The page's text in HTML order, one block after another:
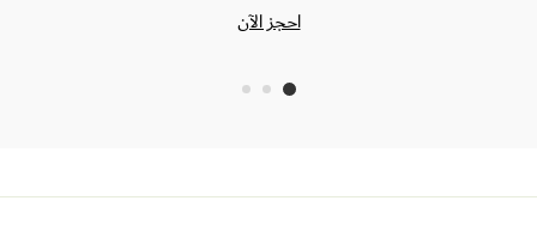
احجز الآن